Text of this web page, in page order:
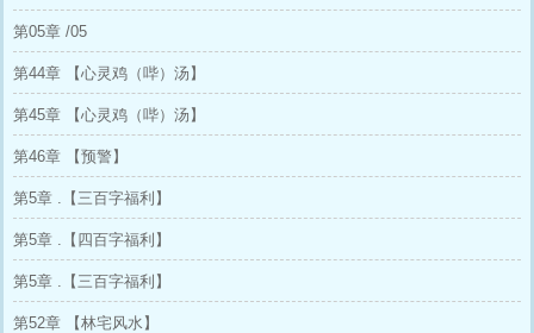
第05章 /05
第44章 【心灵鸡（哔）汤】
第45章 【心灵鸡（哔）汤】
第46章 【预警】
第5章 .【三百字福利】
第5章 .【四百字福利】
第5章 .【三百字福利】
第52章 【林宅风水】